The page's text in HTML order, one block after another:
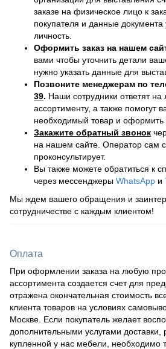
заказе на физическое лицо к
покупателя и данные
личность.
Оформить заказ на нашем
вами чтобы уточнить детали
нужно указать данные для
Позвоните менеджерам по
39. Наши сотрудники ответят
ассортименту, а также помогут
необходимый товар и оформить
Закажите обратный звонок
на нашем сайте. Оператор сам
проконсультирует.
Вы также можете обратиться к
через мессенджеры WhatsApp и
Мы ждем вашего обращения и
сотрудничестве с каждым клиентом!
Оплата
При оформлении заказа на любую
ассортимента создается счет для
отражена окончательная стоимость
клиента товаров на условиях
Москве. Если покупатель желает
дополнительными услугами доставки,
купленной у нас мебели, необходимо